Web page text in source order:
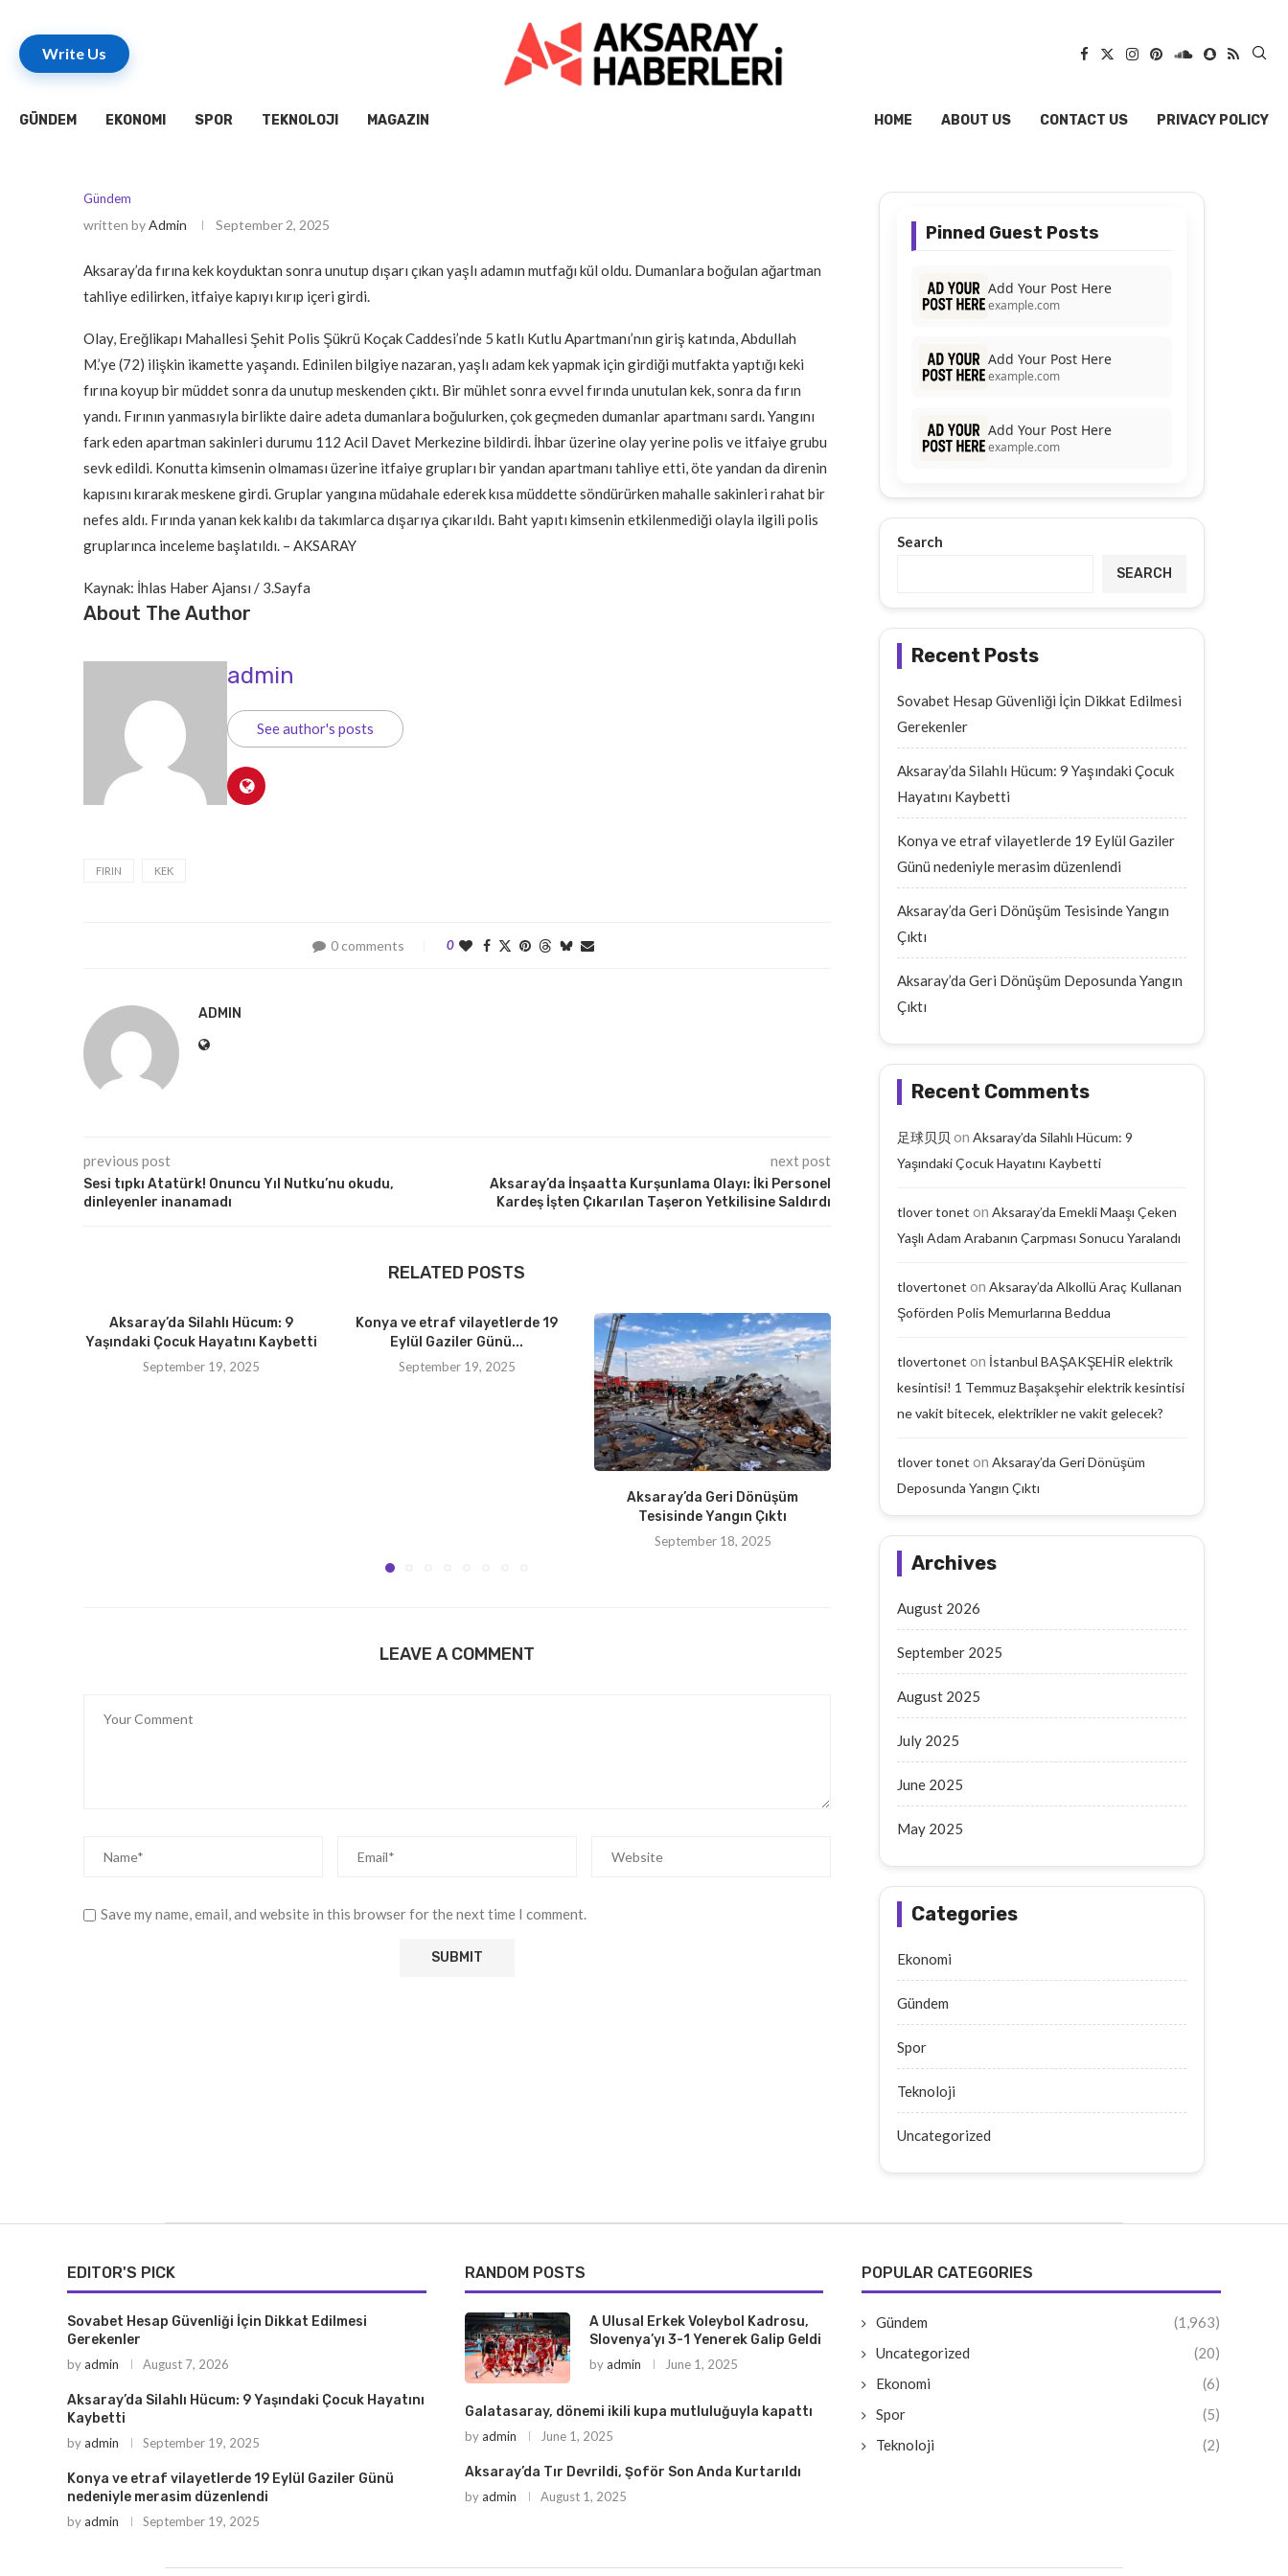
Write Us
GÜNDEM EKONOMI SPOR TEKNOLOJI MAGAZIN HOME ABOUT US CONTACT US PRIVACY POLICY
Gündem
written byAdmin September 2, 2025
Aksaray’da fırına kek koyduktan sonra unutup dışarı çıkan yaşlı adamın mutfağı kül oldu. Dumanlara boğulan ağartman
tahliye edilirken, itfaiye kapıyı kırıp içeri girdi.
Olay, Ereğlikapı Mahallesi Şehit Polis Şükrü Koçak Caddesi’nde 5 katlı Kutlu Apartmanı’nın giriş katında, Abdullah
M.’ye (72) ilişkin ikamette yaşandı. Edinilen bilgiye nazaran, yaşlı adam kek yapmak için girdiği mutfakta yaptığı keki
fırına koyup bir müddet sonra da unutup meskenden çıktı. Bir mühlet sonra evvel fırında unutulan kek, sonra da fırın
yandı. Fırının yanmasıyla birlikte daire adeta dumanlara boğulurken, çok geçmeden dumanlar apartmanı sardı. Yangını
fark eden apartman sakinleri durumu 112 Acil Davet Merkezine bildirdi. İhbar üzerine olay yerine polis ve itfaiye grubu
sevk edildi. Konutta kimsenin olmaması üzerine itfaiye grupları bir yandan apartmanı tahliye etti, öte yandan da direnin
kapısını kırarak meskene girdi. Gruplar yangına müdahale ederek kısa müddette söndürürken mahalle sakinleri rahat bir
nefes aldı. Fırında yanan kek kalıbı da takımlarca dışarıya çıkarıldı. Baht yapıtı kimsenin etkilenmediği olayla ilgili polis
gruplarınca inceleme başlatıldı. – AKSARAY
Kaynak: İhlas Haber Ajansı / 3.Sayfa
About The Author
admin
See author's posts
FIRIN KEK
0 comments 0
ADMIN
previous post
Sesi tıpkı Atatürk! Onuncu Yıl Nutku’nu okudu,
dinleyenler inanamadı
next post
Aksaray’da İnşaatta Kurşunlama Olayı: İki Personel
Kardeş İşten Çıkarılan Taşeron Yetkilisine Saldırdı
RELATED POSTS
Aksaray’da Silahlı Hücum: 9
Yaşındaki Çocuk Hayatını Kaybetti
September 19, 2025
Konya ve etraf vilayetlerde 19
Eylül Gaziler Günü...
September 19, 2025
Aksaray’da Geri Dönüşüm
Tesisinde Yangın Çıktı
September 18, 2025
Aksaray’da Geri Dönüşüm
September 18, 2025 September 17, 2025
LEAVE A COMMENT
Save my name, email, and website in this browser for the next time I comment.
Pinned Guest Posts
Add Your Post Here
example.com
Add Your Post Here
example.com
Add Your Post Here
example.com
Search
SEARCH
Recent Posts
Sovabet Hesap Güvenliği İçin Dikkat Edilmesi
Gerekenler
Aksaray’da Silahlı Hücum: 9 Yaşındaki Çocuk
Hayatını Kaybetti
Konya ve etraf vilayetlerde 19 Eylül Gaziler
Günü nedeniyle merasim düzenlendi
Aksaray’da Geri Dönüşüm Tesisinde Yangın
Çıktı
Aksaray’da Geri Dönüşüm Deposunda Yangın
Çıktı
Recent Comments
足球贝贝 on Aksaray’da Silahlı Hücum: 9
Yaşındaki Çocuk Hayatını Kaybetti
tlover tonet on Aksaray’da Emekli Maaşı Çeken
Yaşlı Adam Arabanın Çarpması Sonucu Yaralandı
tlovertonet on Aksaray’da Alkollü Araç Kullanan
Şoförden Polis Memurlarına Beddua
tlovertonet on İstanbul BAŞAKŞEHİR elektrik
kesintisi! 1 Temmuz Başakşehir elektrik kesintisi
ne vakit bitecek, elektrikler ne vakit gelecek?
tlover tonet on Aksaray’da Geri Dönüşüm
Deposunda Yangın Çıktı
Archives
August 2026
September 2025
August 2025
July 2025
June 2025
May 2025
Categories
Ekonomi
Gündem
Spor
Teknoloji
Uncategorized
EDITOR'S PICK
Sovabet Hesap Güvenliği İçin Dikkat Edilmesi
Gerekenler
byadmin August 7, 2026
Aksaray’da Silahlı Hücum: 9 Yaşındaki Çocuk Hayatını
Kaybetti
byadmin September 19, 2025
Konya ve etraf vilayetlerde 19 Eylül Gaziler Günü
nedeniyle merasim düzenlendi
byadmin September 19, 2025
RANDOM POSTS
A Ulusal Erkek Voleybol Kadrosu,
Slovenya’yı 3-1 Yenerek Galip Geldi
byadmin June 1, 2025
Galatasaray, dönemi ikili kupa mutluluğuyla kapattı
byadmin June 1, 2025
Aksaray’da Tır Devrildi, Şoför Son Anda Kurtarıldı
byadmin August 1, 2025
POPULAR CATEGORIES
Gündem
(1,963)
Uncategorized
(20)
Ekonomi
(6)
Spor
(5)
Teknoloji
(2)